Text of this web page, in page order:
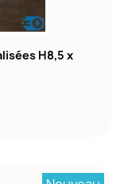
H8,5 x